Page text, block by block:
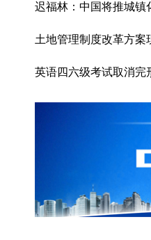
迟福林：中国将推城镇
土地管理制度改革方案
英语四六级考试取消完